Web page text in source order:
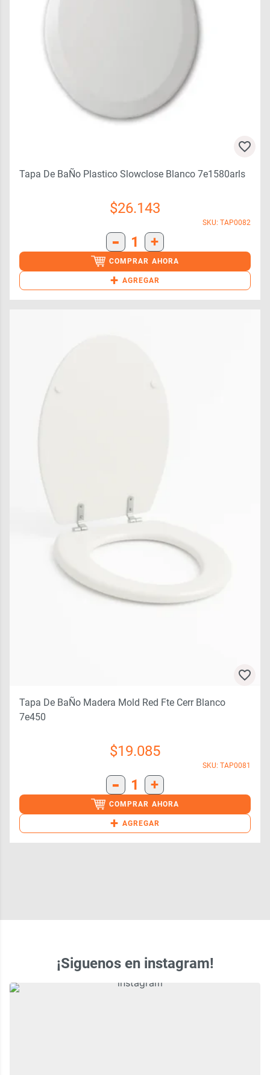
Tapa De BaÑo Plastico Slowclose Blanco 7e1580arls
$26.143
SKU: TAP0082
- 1 +
COMPRAR AHORA
+ AGREGAR
Tapa De BaÑo Madera Mold Red Fte Cerr Blanco
7e450
$19.085
SKU: TAP0081
- 1 +
COMPRAR AHORA
+ AGREGAR
¡Siguenos en instagram!